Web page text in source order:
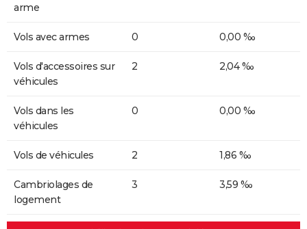
arme
Vols avec armes 0 0,00 ‰
Vols d'accessoires sur
véhicules
2 2,04 ‰
Vols dans les
véhicules
0 0,00 ‰
Vols de véhicules 2 1,86 ‰
Cambriolages de
logement
3 3,59 ‰